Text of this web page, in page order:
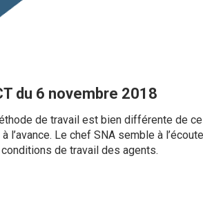
du 6 novembre 2018
de travail est bien différente de
Le chef SNA semble à
de travail des agents.